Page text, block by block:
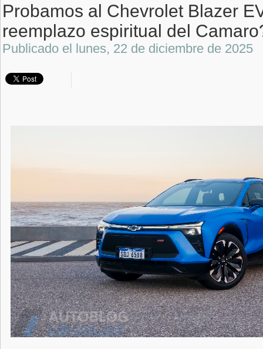
Probamos al Chevrolet Blazer
reemplazo espiritual del
Publicado el lunes, 22 de diciembre de 2025